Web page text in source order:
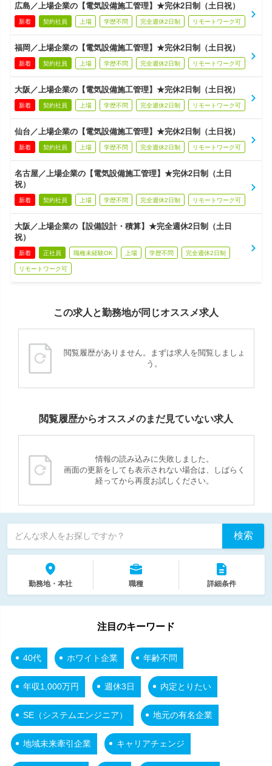
広島／上場企業の【電気設備施工管理】★完休2日制（土日祝）
新着 契約社員 上場 学歴不問 完全週休2日制 リモートワーク可
福岡／上場企業の【電気設備施工管理】★完休2日制（土日祝）
新着 契約社員 上場 学歴不問 完全週休2日制 リモートワーク可
大阪／上場企業の【電気設備施工管理】★完休2日制（土日祝）
新着 契約社員 上場 学歴不問 完全週休2日制 リモートワーク可
仙台／上場企業の【電気設備施工管理】★完休2日制（土日祝）
新着 契約社員 上場 学歴不問 完全週休2日制 リモートワーク可
名古屋／上場企業の【電気設備施工管理】★完休2日制（土日
祝）
新着 契約社員 上場 学歴不問 完全週休2日制 リモートワーク可
大阪／上場企業の【設備設計・積算】★完全週休2日制（土日
祝）
新着 正社員 職種未経験OK 上場 学歴不問 完全週休2日制
リモートワーク可
この求人と勤務地が同じオススメ求人
閲覧履歴がありません。まずは求人を閲覧しましょ
う。
閲覧履歴からオススメのまだ見ていない求人
情報の読み込みに失敗しました。
画面の更新をしても表示されない場合は、しばらく
経ってから再度お試しください。
どんな求人をお探しですか？ 検索
勤務地・本社 職種 詳細条件
注目のキーワード
40代 ホワイト企業 年齢不問
年収1,000万円 週休3日 内定とりたい
SE（システムエンジニア） 地元の有名企業
地域未来牽引企業 キャリアチェンジ